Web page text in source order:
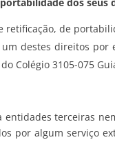
de
destes direitos
Colégio 3105-075
terceiras
por algum serviço